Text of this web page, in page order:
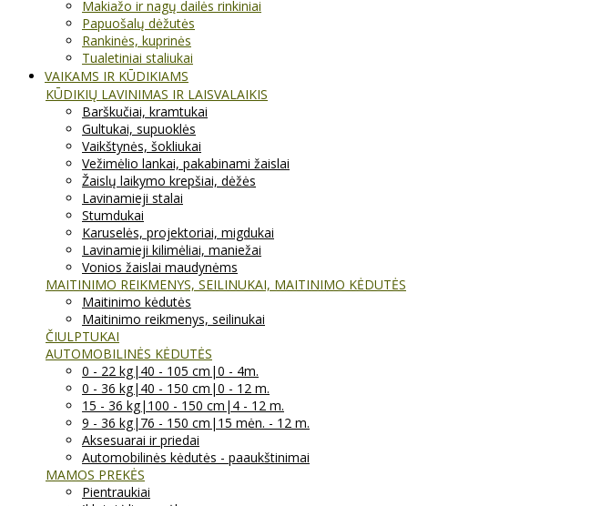
Makiažo ir nagų dailės rinkiniai
Papuošalų dėžutės
Rankinės, kuprinės
Tualetiniai staliukai
VAIKAMS IR KŪDIKIAMS
KŪDIKIŲ LAVINIMAS IR LAISVALAIKIS
Barškučiai, kramtukai
Gultukai, supuoklės
Vaikštynės, šokliukai
Vežimėlio lankai, pakabinami žaislai
Žaislų laikymo krepšiai, dėžės
Lavinamieji stalai
Stumdukai
Karuselės, projektoriai, migdukai
Lavinamieji kilimėliai, maniežai
Vonios žaislai maudynėms
MAITINIMO REIKMENYS, SEILINUKAI, MAITINIMO KĖDUTĖS
Maitinimo kėdutės
Maitinimo reikmenys, seilinukai
ČIULPTUKAI
AUTOMOBILINĖS KĖDUTĖS
0 - 22 kg|40 - 105 cm|0 - 4m.
0 - 36 kg|40 - 150 cm|0 - 12 m.
15 - 36 kg|100 - 150 cm|4 - 12 m.
9 - 36 kg|76 - 150 cm|15 mėn. - 12 m.
Aksesuarai ir priedai
Automobilinės kėdutės - paaukštinimai
MAMOS PREKĖS
Pientraukiai